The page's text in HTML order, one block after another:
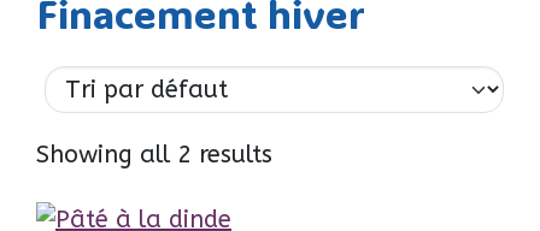
Finacement hiver
Showing all 2 results